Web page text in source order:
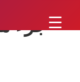
جزء